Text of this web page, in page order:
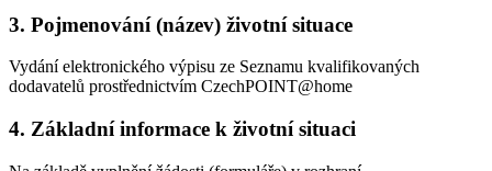
3. Pojmenování (název) životní situace
Vydání elektronického výpisu ze Seznamu kvalifikovaných
dodavatelů prostřednictvím CzechPOINT@home
4. Základní informace k životní situaci